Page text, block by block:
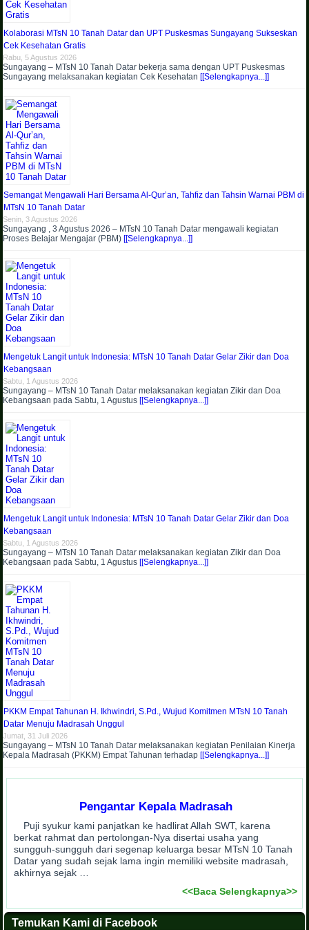
Kolaborasi MTsN 10 Tanah Datar dan UPT Puskesmas Sungayang Sukseskan
Cek Kesehatan Gratis
Rabu, 5 Agustus 2026
Sungayang – MTsN 10 Tanah Datar bekerja sama dengan UPT Puskesmas
Sungayang melaksanakan kegiatan Cek Kesehatan [[Selengkapnya...]]
Semangat Mengawali Hari Bersama Al-Qur’an, Tahfiz dan Tahsin Warnai PBM di
MTsN 10 Tanah Datar
Senin, 3 Agustus 2026
Sungayang , 3 Agustus 2026 – MTsN 10 Tanah Datar mengawali kegiatan
Proses Belajar Mengajar (PBM) [[Selengkapnya...]]
Mengetuk Langit untuk Indonesia: MTsN 10 Tanah Datar Gelar Zikir dan Doa
Kebangsaan
Sabtu, 1 Agustus 2026
Sungayang – MTsN 10 Tanah Datar melaksanakan kegiatan Zikir dan Doa
Kebangsaan pada Sabtu, 1 Agustus [[Selengkapnya...]]
Mengetuk Langit untuk Indonesia: MTsN 10 Tanah Datar Gelar Zikir dan Doa
Kebangsaan
Sabtu, 1 Agustus 2026
Sungayang – MTsN 10 Tanah Datar melaksanakan kegiatan Zikir dan Doa
Kebangsaan pada Sabtu, 1 Agustus [[Selengkapnya...]]
PKKM Empat Tahunan H. Ikhwindri, S.Pd., Wujud Komitmen MTsN 10 Tanah
Datar Menuju Madrasah Unggul
Jumat, 31 Juli 2026
Sungayang – MTsN 10 Tanah Datar melaksanakan kegiatan Penilaian Kinerja
Kepala Madrasah (PKKM) Empat Tahunan terhadap [[Selengkapnya...]]
Pengantar Kepala Madrasah
Puji syukur kami panjatkan ke hadlirat Allah SWT, karena
berkat rahmat dan pertolongan-Nya disertai usaha yang
sungguh-sungguh dari segenap keluarga besar MTsN 10 Tanah
Datar yang sudah sejak lama ingin memiliki website madrasah,
akhirnya sejak …
<<Baca Selengkapnya>>
Temukan Kami di Facebook